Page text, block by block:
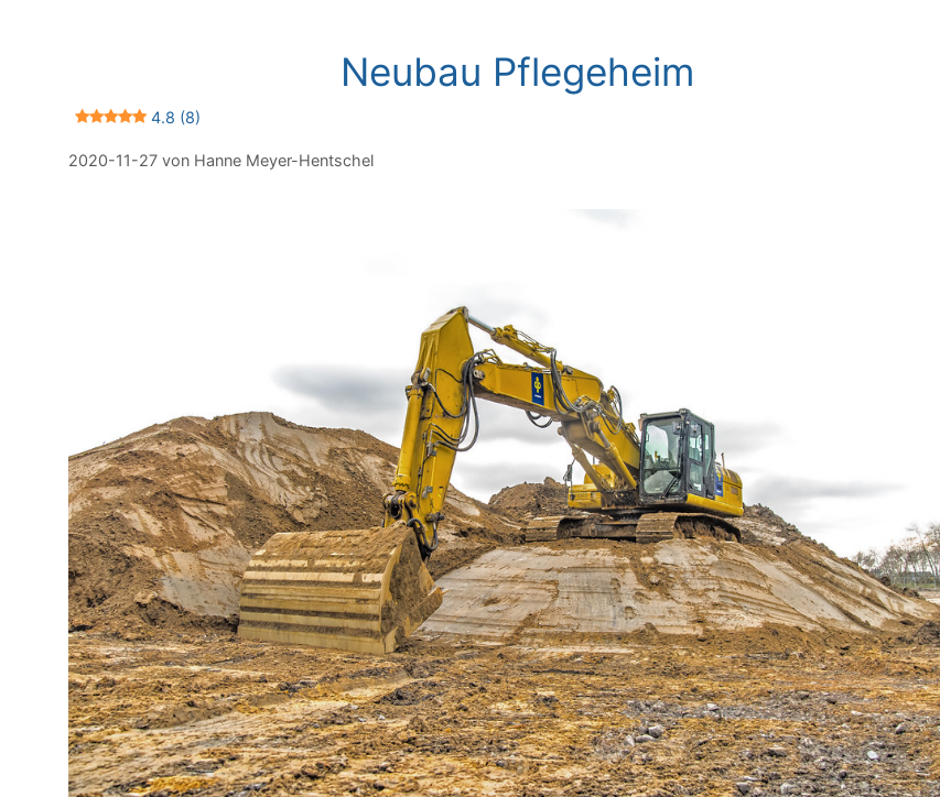
Neubau Pflegeheim
4.8 (8)
2020-11-27 von Hanne Meyer-Hentschel